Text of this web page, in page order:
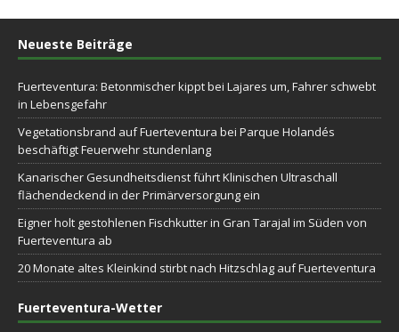
Neueste Beiträge
Fuerteventura: Betonmischer kippt bei Lajares um, Fahrer schwebt
in Lebensgefahr
Vegetationsbrand auf Fuerteventura bei Parque Holandés
beschäftigt Feuerwehr stundenlang
Kanarischer Gesundheitsdienst führt Klinischen Ultraschall
flächendeckend in der Primärversorgung ein
Eigner holt gestohlenen Fischkutter in Gran Tarajal im Süden von
Fuerteventura ab
20 Monate altes Kleinkind stirbt nach Hitzschlag auf Fuerteventura
Fuerteventura-Wetter